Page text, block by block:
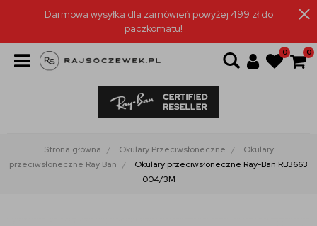
Darmowa wysyłka dla zamówień powyżej 499 zł do
paczkomatu!
0 0
Strona główna Okulary Przeciwsłoneczne
Okulary
przeciwsłoneczne Ray Ban
Okulary przeciwsłoneczne Ray-Ban RB3663
004/3M